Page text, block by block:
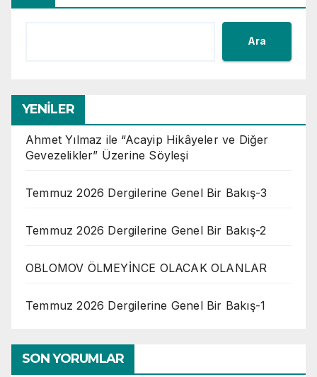
Ara
YENİLER
Ahmet Yılmaz ile “Acayip Hikâyeler ve Diğer
Gevezelikler” Üzerine Söyleşi
Temmuz 2026 Dergilerine Genel Bir Bakış-3
Temmuz 2026 Dergilerine Genel Bir Bakış-2
OBLOMOV ÖLMEYİNCE OLACAK OLANLAR
Temmuz 2026 Dergilerine Genel Bir Bakış-1
SON YORUMLAR